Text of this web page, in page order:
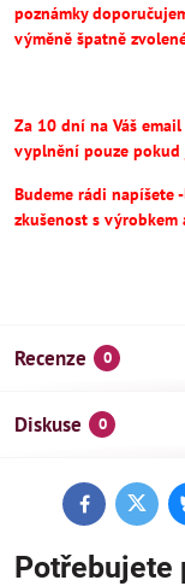
poznámky
výměně špatně
Za 10 dní na Váš
vyplnění pouze
Budeme rádi napíšete
zkušenost s
Recenze 0
Diskuse 0
FacebookTwitter
Potřebujete